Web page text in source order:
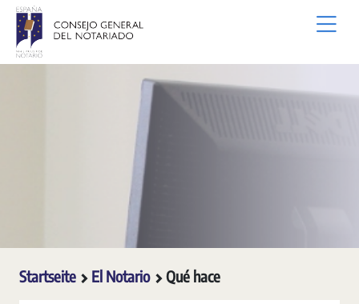
Zum Hauptinhalt springen
Startseite El Notario Qué hace